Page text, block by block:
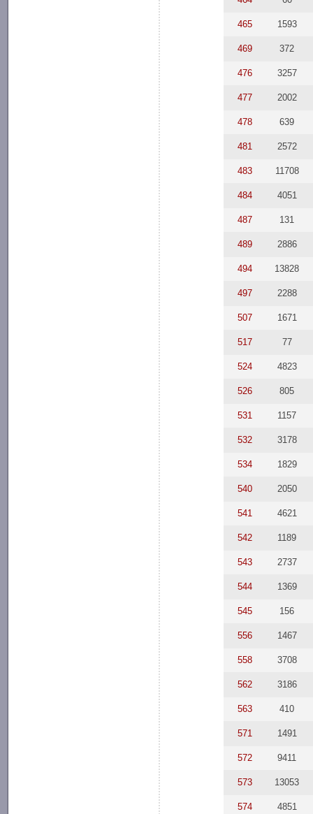
465 1593
469 372
476 3257
477 2002
478 639
481 2572
483 11708
484 4051
487 131
489 2886
494 13828
497 2288
507 1671
517 77
524 4823
526 805
531 1157
532 3178
534 1829
540 2050
541 4621
542 1189
543 2737
544 1369
545 156
556 1467
558 3708
562 3186
563 410
571 1491
572 9411
573 13053
574 4851